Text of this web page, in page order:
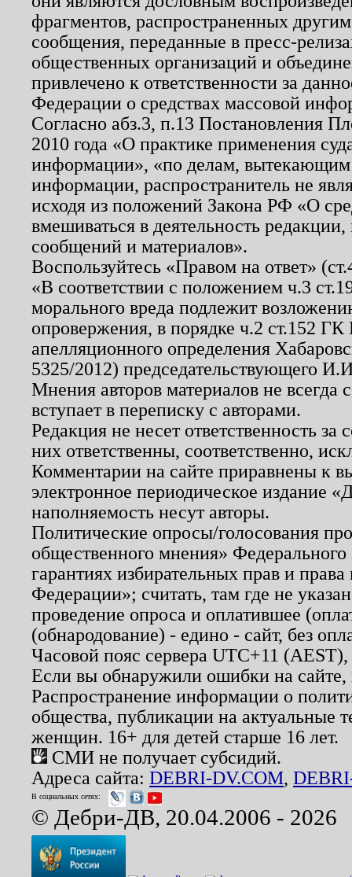
фрагментов, распространенных
сообщения, переданные в пресс-
общественных организаций и
привлечено к ответственности за
Федерации о средствах массовой
Согласно абз.3, п.13 Постановления
2010 года «О практике применения
информации», «по делам, вытекающим
информации, распространитель не
исходя из положений Закона РФ «О
вмешиваться в деятельность
сообщений и материалов».
Воспользуйтесь «Правом на ответ»
«В соответствии с положением ч.3
морального вреда подлежит
опровержения, в порядке ч.2 ст.152
апелляционного определения
5325/2012) председательствующего
Мнения авторов материалов не
вступает в переписку с авторами.
Редакция не несет ответственность
них ответственны, соответственно,
Комментарии на сайте приравнены к
электронное периодическое издание
наполняемость несут авторы.
Политические опросы/голосования
общественного мнения»
гарантиях избирательных прав и
Федерации»; считать, там где не
проведение опроса и оплатившее
(обнародование) - едино - сайт, без
Часовой пояс сервера UTC+11
Если вы обнаружили ошибки на
Распространение информации о
общества, публикации на актуальные
женщин. 16+ для детей старше 16 лет.
СМИ не получает субсидий.
Адреса сайта: DEBRI-DV.COM,
В социальных сетях:
© Дебри-ДВ, 20.04.2006 - 2026